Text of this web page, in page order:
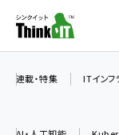
ン
連載・特集 ITインフ